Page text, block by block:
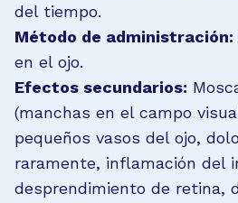
del tiempo.
Método de administración:
en el ojo.
Efectos secundarios:
(manchas en el campo
pequeños vasos del ojo,
raramente, inflamación del
desprendimiento de retina,